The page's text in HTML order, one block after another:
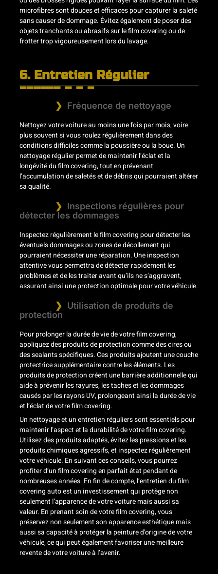
microfibres sont douces et efficaces pour capturer la saleté
sans causer de dommage. Évitez également de poser des
objets tranchants ou abrasifs sur le film covering ou de
frotter trop vigoureusement lors du lavage.
6. Entretien Régulier
Fréquence de nettoyage
Nettoyez votre voiture au moins une fois par mois, voire
plus souvent si vous roulez régulièrement dans des
conditions difficiles comme la poussière ou la boue. Un
nettoyage régulier permet de maintenir l’éclat et la
longévité du film covering, tout en prévenant
l’accumulation de saletés et de débris qui pourraient altérer
sa qualité.
Inspections régulières pour
détecter les dommages
Inspectez régulièrement le film covering pour détecter les
éventuels dommages ou zones de décollement qui
pourraient nécessiter une réparation. Une inspection
attentive vous permettra de détecter rapidement les
problèmes et de les traiter avant qu’ils ne s’aggravent,
assurant ainsi une protection optimale pour votre véhicule.
Utilisation de produits de
protection
Pour prolonger la durée de vie de votre film covering,
appliquez des produits de protection comme des cires ou
des sealants spécifiques. Ces produits ajoutent une couche
protectrice supplémentaire contre les éléments. Les
produits de protection créent une barrière additionnelle qui
aide à prévenir les rayures, les taches et les dommages
causés par les rayons UV, prolongeant ainsi la durée de vie
et l’éclat de votre film covering.
Un nettoyage et un entretien réguliers sont essentiels pour
maintenir l’aspect et la durabilité de votre film covering.
Utilisez des produits adaptés, évitez les pressions et les
produits chimiques agressifs, et inspectez régulièrement
votre véhicule. En suivant ces conseils, vous pourrez
profiter d’un film covering en parfait état pendant de
nombreuses années. En fin de compte, l’entretien du film
covering auto est un investissement qui protège non
seulement l’apparence de votre voiture mais aussi sa
valeur. En prenant soin de votre film covering, vous
préservez non seulement son apparence esthétique mais
aussi sa capacité à protéger la peinture d’origine de votre
véhicule, ce qui peut également favoriser une meilleure
revente de votre voiture à l’avenir.